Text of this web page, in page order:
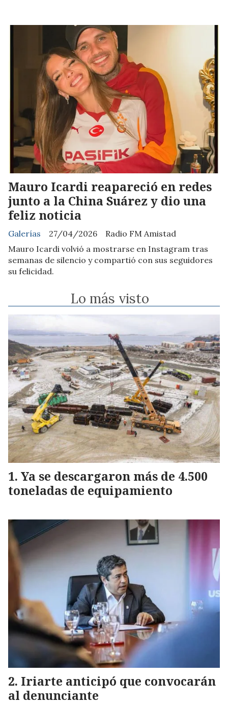
Mauro Icardi reapareció en redes
junto a la China Suárez y dio una
feliz noticia
Radio FM Amistad
Galerías
27/04/2026
Mauro Icardi volvió a mostrarse en Instagram tras
semanas de silencio y compartió con sus seguidores
su felicidad.
Lo más visto
Ya se descargaron más de 4.500
toneladas de equipamiento
Iriarte anticipó que convocarán
al denunciante